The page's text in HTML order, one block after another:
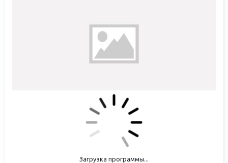
Загрузка программы...